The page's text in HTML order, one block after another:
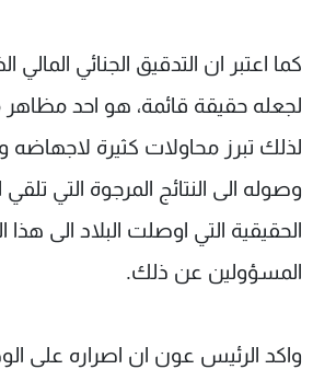
كما اعتبر ان التدقيق الجنائي المالي
لجعله حقيقة قائمة، هو احد مظاهر
لذلك تبرز محاولات كثيرة
وصوله الى النتائج المرجوة التي
الحقيقية التي اوصلت البلاد الى
المسؤولين عن ذلك.
واكد الرئيس عون ان اصراره على